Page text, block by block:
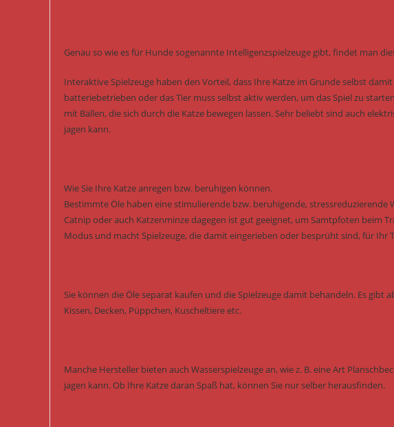
Genau so wie es für Hunde sogenannte Intelligenzspielzeuge gibt, findet man
Interaktive Spielzeuge haben den Vorteil, dass Ihre Katze im Grunde selbst
batteriebetrieben oder das Tier muss selbst aktiv werden, um das Spiel zu
mit Bällen, die sich durch die Katze bewegen lassen. Sehr beliebt sind auch
jagen kann.
Wie Sie Ihre Katze anregen bzw. beruhigen können.
Bestimmte Öle haben eine stimulierende bzw. beruhigende,
Catnip oder auch Katzenminze dagegen ist gut geeignet, um Samtpfoten beim
Modus und macht Spielzeuge, die damit eingerieben oder besprüht sind, für Ihr
Sie können die Öle separat kaufen und die Spielzeuge damit behandeln. Es gibt
Kissen, Decken, Püppchen, Kuscheltiere etc.
Manche Hersteller bieten auch Wasserspielzeuge an, wie z. B. eine Art
jagen kann. Ob Ihre Katze daran Spaß hat, können Sie nur selber herausfinden.